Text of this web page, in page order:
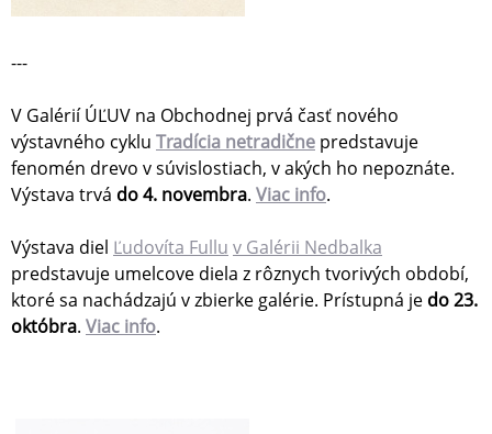
---
V Galérií ÚĽUV na Obchodnej prvá časť nového
výstavného cyklu Tradícia netradične predstavuje
fenomén drevo v súvislostiach, v akých ho nepoznáte.
Výstava trvá do 4. novembra. Viac info.
Výstava diel Ľudovíta Fullu v Galérii Nedbalka
predstavuje umelcove diela z rôznych tvorivých období,
ktoré sa nachádzajú v zbierke galérie. Prístupná je do 23.
októbra. Viac info.